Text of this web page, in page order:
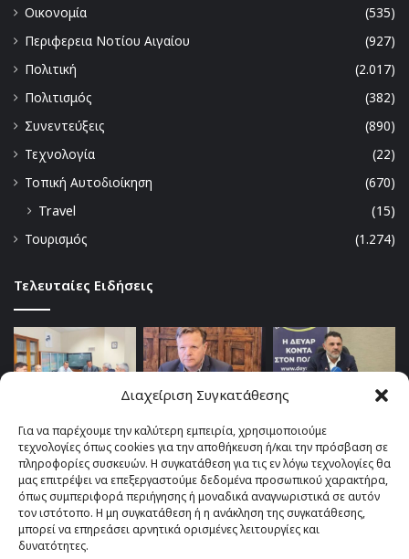
Διαχείριση Συγκατάθεσης
Για να παρέχουμε την καλύτερη εμπειρία, χρησιμοποιούμε
τεχνολογίες όπως cookies για την αποθήκευση ή/και την πρόσβαση σε
πληροφορίες συσκευών. Η συγκατάθεση για τις εν λόγω τεχνολογίες θα
μας επιτρέψει να επεξεργαστούμε δεδομένα προσωπικού χαρακτήρα,
όπως συμπεριφορά περιήγησης ή μοναδικά αναγνωριστικά σε αυτόν
τον ιστότοπο. Η μη συγκατάθεση ή η ανάκληση της συγκατάθεσης,
μπορεί να επηρεάσει αρνητικά ορισμένες λειτουργίες και
δυνατότητες.
Οικονομία
(535)
Περιφερεια Νοτίου Αιγαίου
(927)
Πολιτική
(2.017)
Πολιτισμός
(382)
Συνεντεύξεις
(890)
Τεχνολογία
(22)
Τοπική Αυτοδιοίκηση
(670)
Travel
(15)
Τουρισμός
(1.274)
Τελευταίες Ειδήσεις